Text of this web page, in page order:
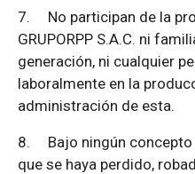
7. No participan de la
GRUPORPP S.A.C. ni
generación, ni cualquier
laboralmente en la
administración de esta.
8. Bajo ningún
que se haya perdido,